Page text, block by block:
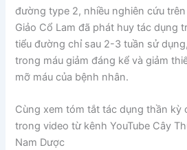
đường type 2, nhiều nghiên cứu
Giảo Cổ Lam đã phát huy tác dụng
tiểu đường chỉ sau 2-3 tuần sử
trong máu giảm đáng kể và giảm
mỡ máu của bệnh nhân.
Cùng xem tóm tắt tác dụng thần kỳ
trong video từ kênh YouTube Cây
Nam Dược